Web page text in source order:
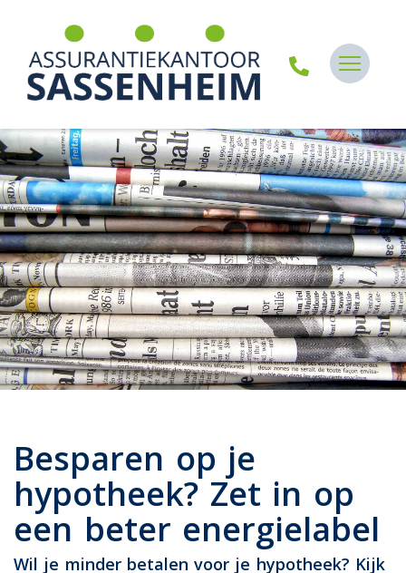
Besparen op je
hypotheek? Zet in op
een beter energielabel
Wil je minder betalen voor je hypotheek? Kijk